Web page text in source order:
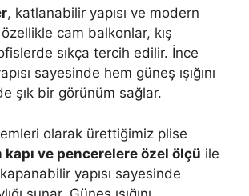
, katlanabilir yapısı ve modern
cam balkonlar, kış
sıkça tercih edilir. İnce
sayesinde hem güneş ışığını
şık bir görünüm sağlar.
olarak ürettiğimiz plise
kapı ve pencerelere özel ölçü ile
yapısı sayesinde